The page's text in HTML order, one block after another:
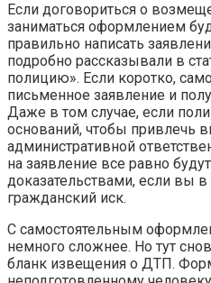
Если договориться о
заниматься оформлением
правильно написать
подробно рассказывали в
полицию». Если коротко,
письменное заявление и
Даже в том случае, если
оснований, чтобы привлечь
административной
на заявление все равно
доказательствами, если вы
гражданский иск.
С самостоятельным
немного сложнее. Но тут
бланк извещения о ДТП.